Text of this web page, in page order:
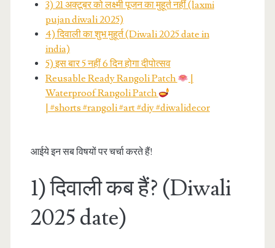
3) 21 अक्टूबर को लक्ष्मी पूजन का मुहूर्त नहीं (laxmi
pujan diwali 2025)
4) दिवाली का शुभ मुहूर्त (Diwali 2025 date in
india)
5) इस बार 5 नहीं 6 दिन होगा दीपोत्सव
Reusable Ready Rangoli Patch
Waterproof Rangoli Patch
| #shorts #rangoli #art #diy #diwalidecor
आईये इन सब विषयों पर चर्चा करते हैं!
1) दिवाली कब हैं? (Diwali
2025 date)